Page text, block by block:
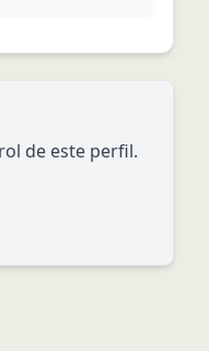
de este perfil.